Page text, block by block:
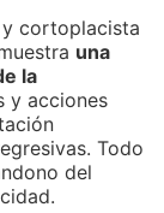
y cortoplacista
una
la
y acciones
Todo
del